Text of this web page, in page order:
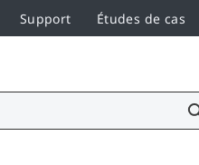
Support Études de cas